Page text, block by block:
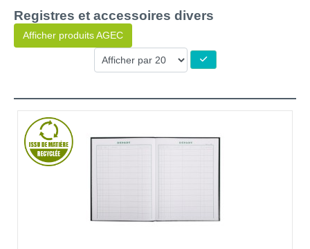
Registres et accessoires divers
Afficher produits AGEC